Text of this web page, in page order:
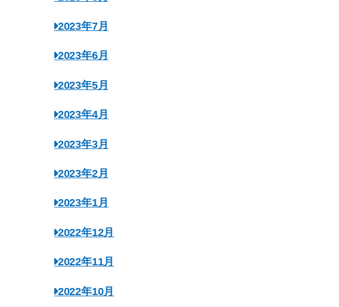
2023年7月
2023年6月
2023年5月
2023年4月
2023年3月
2023年2月
2023年1月
2022年12月
2022年11月
2022年10月